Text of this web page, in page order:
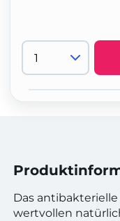
Das
wertvollen